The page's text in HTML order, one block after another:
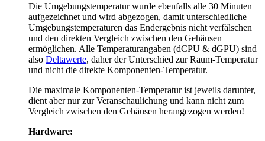
Die Umgebungstemperatur wurde ebenfalls alle 30 Minuten
aufgezeichnet und wird abgezogen, damit unterschiedliche
Umgebungstemperaturen das Endergebnis nicht verfälschen
und den direkten Vergleich zwischen den Gehäusen
ermöglichen. Alle Temperaturangaben (dCPU & dGPU) sind
also Deltawerte, daher der Unterschied zur Raum-Temperatur
und nicht die direkte Komponenten-Temperatur.
Die maximale Komponenten-Temperatur ist jeweils darunter,
dient aber nur zur Veranschaulichung und kann nicht zum
Vergleich zwischen den Gehäusen herangezogen werden!
Hardware: